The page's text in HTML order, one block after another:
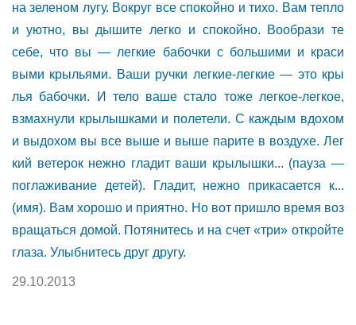
на зеленом лугу. Вокруг все спокойно и тихо. Вам тепло
и уютно, вы дышите легко и спокойно. Вообрази те
себе, что вы — легкие бабочки с большими и краси
выми крыльями. Ваши ручки легкие-легкие — это кры
лья бабочки. И тело ваше стало тоже легкое-легкое,
взмахнули крылышками и полетели. С каждым вдохом
и выдохом вы все выше и выше парите в воздухе. Лег
кий ветерок нежно гладит ваши крылышки... (пауза —
поглаживание детей). Гладит, нежно прикасается к...
(имя). Вам хорошо и приятно. Но вот пришло время воз
вращаться домой. Потянитесь и на счет «три» откройте
глаза. Улыбнитесь друг другу.
29.10.2013